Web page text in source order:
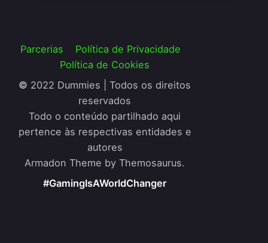
Parcerias
Política de Privacidade
Política de Cookies
© 2022 Dummies | Todos os direitos
reservados
Todo o conteúdo partilhado aqui
pertence às respectivas entidades e
autores
Armadon Theme by Themosaurus.
#GamingIsAWorldChanger